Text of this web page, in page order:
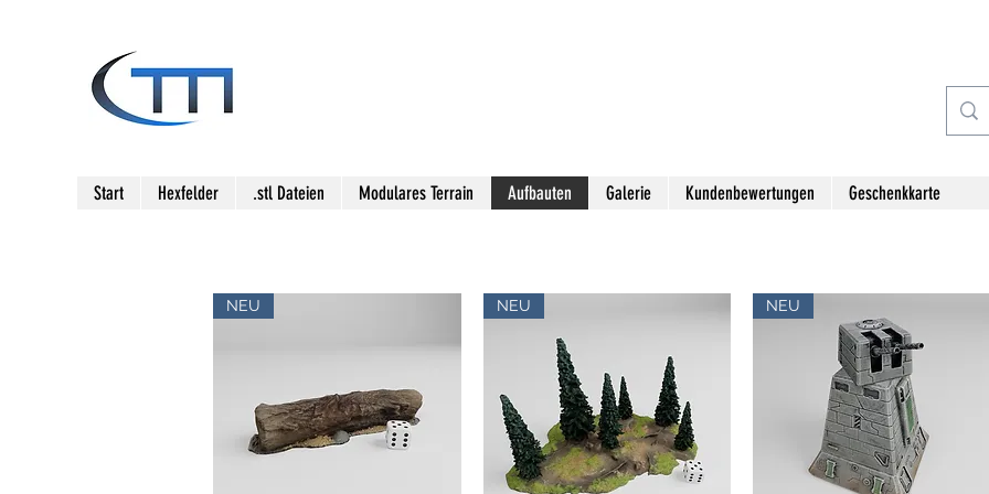
Start Hexfelder .stl Dateien Modulares Terrain Aufbauten Galerie Kundenbewertungen Geschenkkarte
NEU NEU NEU